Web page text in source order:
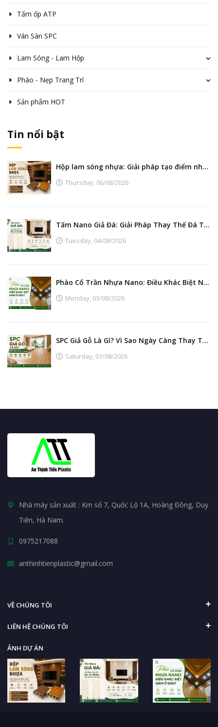
Tấm ốp ATP
Ván Sàn SPC
Lam Sóng - Lam Hộp
Phào - Nẹp Trang Trí
Sản phẩm HOT
Tin nổi bật
Hộp lam sóng nhựa: Giải pháp tạo điểm nhấn nội thất hiện đại, bền đẹp
Thursday, 06/08/2026
Tấm Nano Giả Đá: Giải Pháp Thay Thế Đá Tự Nhiên Đẹp, Bền Và Tiết Kiệm
Tuesday, 04/08/2026
Phào Cổ Trần Nhựa Nano: Điều Khác Biệt Nằm Ở Đâu?
Monday, 03/08/2026
SPC Giả Gỗ Là Gì? Vì Sao Ngày Càng Thay Thế Sàn Gỗ Tự Nhiên?
Saturday, 01/08/2026
Nhà máy sản xuất : Km số 7, Quốc Lộ 1A, Hoàng Đông, Duy
Tiên, Hà Nam.
0975217088
anthinhtienplastic@gmail.com
VỀ CHÚNG TÔI
LIÊN HỆ CHÚNG TÔI
ẢNH DỰ ÁN